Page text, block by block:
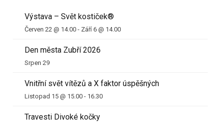
Výstava – Svět kostiček®
Červen 22 @ 14.00 - Září 6 @ 14.00
Den města Zubří 2026
Srpen 29
Vnitřní svět vítězů a X faktor úspěšných
Listopad 15 @ 15.00 - 16.30
Travesti Divoké kočky